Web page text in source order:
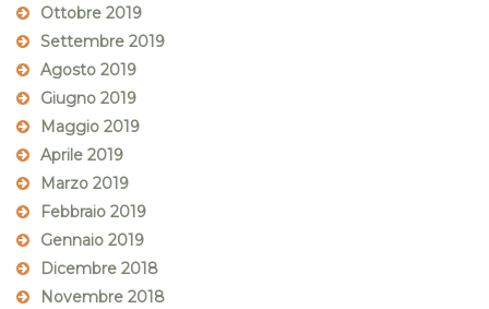
Ottobre 2019
Settembre 2019
Agosto 2019
Giugno 2019
Maggio 2019
Aprile 2019
Marzo 2019
Febbraio 2019
Gennaio 2019
Dicembre 2018
Novembre 2018